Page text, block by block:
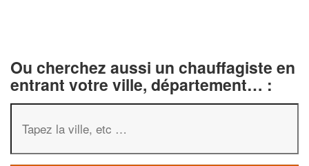
Ou cherchez aussi un chauffagiste en
entrant votre ville, département… :